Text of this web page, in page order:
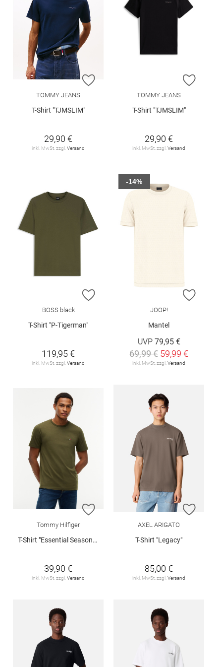
ZUR WUNSCHLISTE HINZUFÜGEN
TOMMY JEANS
T-Shirt "TJMSLIM"
29,90 €
inkl. MwSt. zzgl. Versand
ZUR
TOMMY JEANS
T-Shirt "TJMSLIM"
29,90 €
inkl. MwSt. zzgl. Versand
ZUR WUNSCHLISTE HINZUFÜGEN
BOSS black
T-Shirt "P-Tigerman"
119,95 €
inkl. MwSt. zzgl. Versand
ZUR
JOOP!
Mantel
UVP 79,95 €
69,99 € 59,99 €
inkl. MwSt. zzgl. Versand
-14%
ZUR WUNSCHLISTE HINZUFÜGEN
Tommy Hilfiger
T-Shirt "Essential Seasonal"
39,90 €
inkl. MwSt. zzgl. Versand
ZUR
AXEL ARIGATO
T-Shirt "Legacy"
85,00 €
inkl. MwSt. zzgl. Versand